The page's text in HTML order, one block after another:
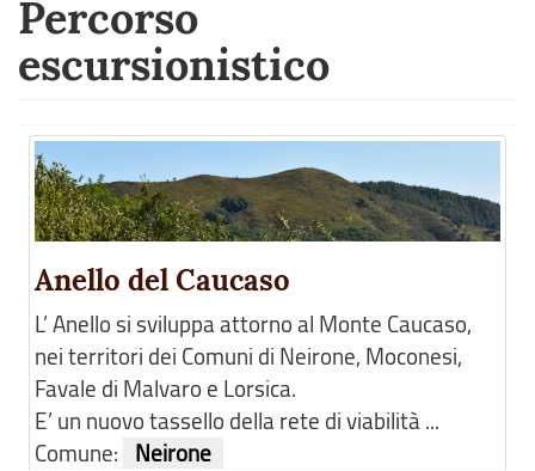
Percorso
escursionistico
Anello del Caucaso
L’ Anello si sviluppa attorno al Monte Caucaso,
nei territori dei Comuni di Neirone, Moconesi,
Favale di Malvaro e Lorsica.
E’ un nuovo tassello della rete di viabilità ...
Comune:
Neirone